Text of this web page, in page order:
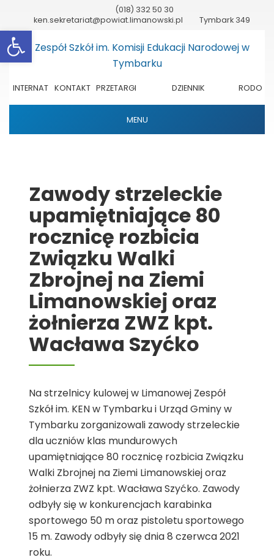
(018) 332 50 30
ken.sekretariat@powiat.limanowski.pl
Tymbark 349
INTERNAT KONTAKT PRZETARGI
DZIENNIK
RODO
MENU
Zawody strzeleckie
upamiętniające 80
rocznicę rozbicia
Związku Walki
Zbrojnej na Ziemi
Limanowskiej oraz
żołnierza ZWZ kpt.
Wacława Szyćko
Na strzelnicy kulowej w Limanowej Zespół
Szkół im. KEN w Tymbarku i Urząd Gminy w
Tymbarku zorganizowali zawody strzeleckie
dla uczniów klas mundurowych
upamiętniające 80 rocznicę rozbicia Związku
Walki Zbrojnej na Ziemi Limanowskiej oraz
żołnierza ZWZ kpt. Wacława Szyćko. Zawody
odbyły się w konkurencjach karabinka
sportowego 50 m oraz pistoletu sportowego
15 m. Zawody odbyły się dnia 8 czerwca 2021
roku.
Otwórz pasek narzędzi